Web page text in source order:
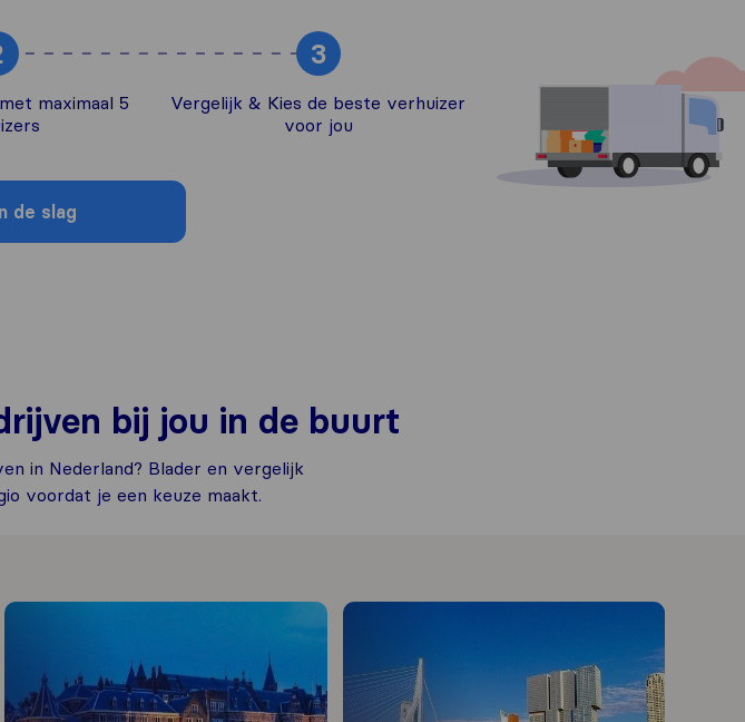
maximaal 5
3
Vergelijk & Kies de beste verhuizer
voor jou
de slag
bij jou in de buurt
in Nederland? Blader en vergelijk
voordat je een keuze maakt.